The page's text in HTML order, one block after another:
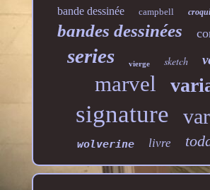
bande dessinée campbell
bandes dessinées
series vierge sketch
marvel
signature
wolverine livre